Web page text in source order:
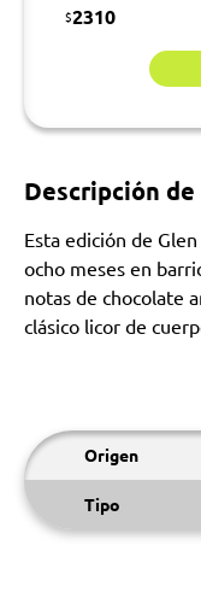
$2310
Descripción
Esta edición de
ocho meses en
notas de chocolate
clásico licor de
Origen
Tipo